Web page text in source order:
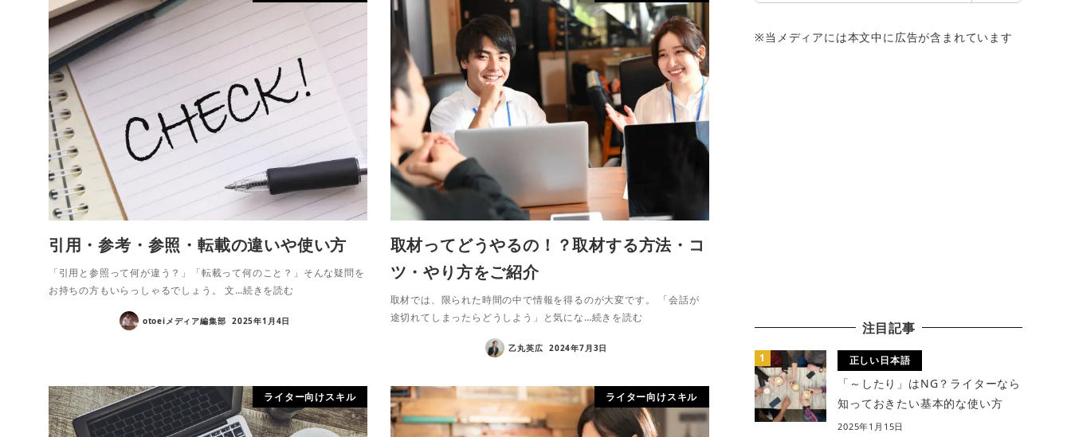
引用・参考・参照・転載の違いや使い方
「引用と参照って何が違う？」「転載って何のこと？」そんな疑問を
お持ちの方もいらっしゃるでしょう。 文…続きを読む
otoeiメディア編集部 2025年1月4日
取材ってどうやるの！？取材する方法・コ
ツ・やり方をご紹介
取材では、限られた時間の中で情報を得るのが大変です。 「会話が
途切れてしまったらどうしよう」と気にな…続きを読む
乙丸英広 2024年7月3日
ライター向けスキル ライター向けスキル
※当メディアには本文中に広告が含まれています
注目記事
正しい日本語
「～したり」はNG？ライターなら
知っておきたい基本的な使い方
2025年1月15日